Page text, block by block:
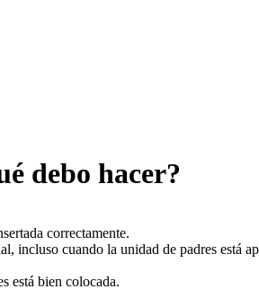
debo hacer?
correctamente.
incluso cuando la unidad de padres está
está bien colocada.